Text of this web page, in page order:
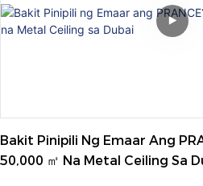
Bakit Pinipili Ng Emaar Ang
50,000 ㎡ Na Metal Ceiling Sa